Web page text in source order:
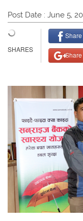
Post Date : June 5,
Share
Share